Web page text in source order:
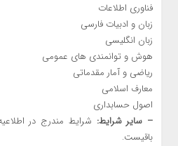
فناوری اطلاعات
زبان و ادبیات فارسی
زبان انگلیسی
هوش و توانمندی های عمومی
ریاضی و آمار مقدماتی
معارف اسلامی
اصول حسابداری
– سایر شرایط: شرایط مندرج در
باقیست.